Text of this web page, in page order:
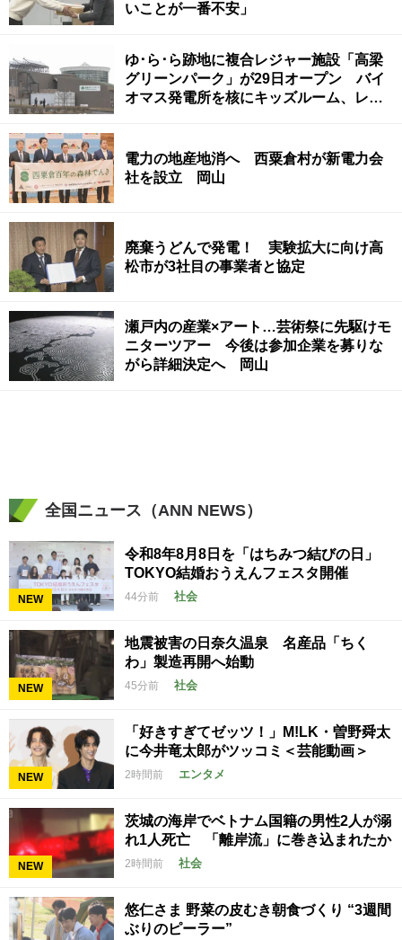
いことが一番不安」
ゆ･ら･ら跡地に複合レジャー施設「高梁
グリーンパーク」が29日オープン バイ
オマス発電所を核にキッズルーム、レス
電力の地産地消へ 西粟倉村が新電力会
社を設立 岡山
廃棄うどんで発電！ 実験拡大に向け高
松市が3社目の事業者と協定
瀬戸内の産業×アート…芸術祭に先駆けモ
ニターツアー 今後は参加企業を募りな
がら詳細決定へ 岡山
全国ニュース（ANN NEWS）
NEW
令和8年8月8日を「はちみつ結びの日」
TOKYO結婚おうえんフェスタ開催
44分前 社会
NEW
地震被害の日奈久温泉 名産品「ちく
わ」製造再開へ始動
45分前 社会
NEW
「好きすぎてゼッツ！」M!LK・曽野舜太
に今井竜太郎がツッコミ＜芸能動画＞
2時間前 エンタメ
NEW
茨城の海岸でベトナム国籍の男性2人が溺
れ1人死亡 「離岸流」に巻き込まれたか
2時間前 社会
悠仁さま 野菜の皮むき朝食づくり “3週間
ぶりのピーラー”